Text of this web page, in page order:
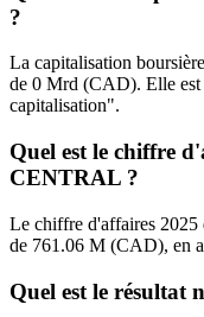
?
La capitalisation
de 0 Mrd (CAD). Elle
capitalisation".
Quel est le chiffre
CENTRAL ?
Le chiffre d'affaires
de 761.06 M (CAD), en
Quel est le